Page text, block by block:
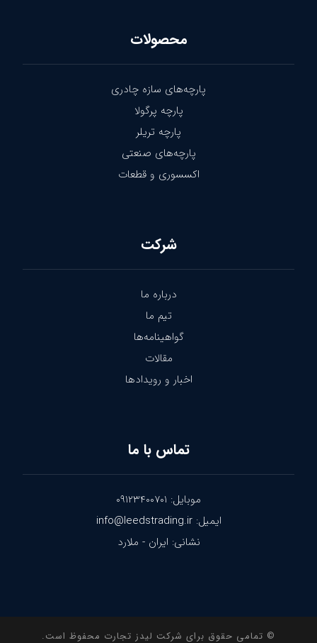
محصولات
پارچه‌های سازه چادری
پارچه پرگولا
پارچه تریلر
پارچه‌های صنعتی
اکسسوری و قطعات
شرکت
درباره ما
تیم ما
گواهینامه‌ها
مقالات
اخبار و رویدادها
تماس با ما
موبایل: ۰۹۱۲۳۴۰۰۷۰۱
ایمیل: info@leedstrading.ir
نشانی: ایران - ملارد
© تمامی حقوق برای شرکت لیدز تجارت محفوظ است.